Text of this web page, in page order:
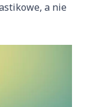
a nie